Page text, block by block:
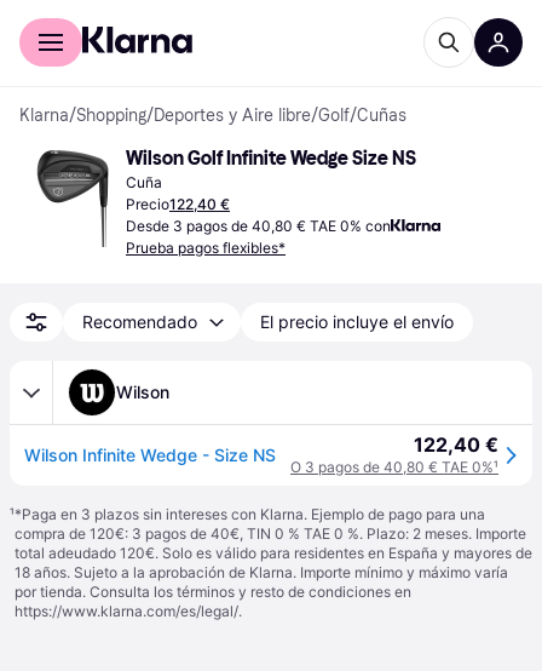
Comprar con Klarna
Klarna/Shopping/Deportes y Aire libre/Golf/Cuñas
Wilson Golf Infinite Wedge Size NS
Cuña
Precio122,40 €
Desde 3 pagos de 40,80 € TAE 0% con
Prueba pagos flexibles*
Recomendado El precio incluye el envío
Wilson
Wilson Infinite Wedge - Size NS 122,40 €
O 3 pagos de 40,80 € TAE 0%¹
¹*Paga en 3 plazos sin intereses con Klarna. Ejemplo de pago para una
compra de 120€: 3 pagos de 40€, TIN 0 % TAE 0 %. Plazo: 2 meses. Importe
total adeudado 120€. Solo es válido para residentes en España y mayores de
18 años. Sujeto a la aprobación de Klarna. Importe mínimo y máximo varía
por tienda. Consulta los términos y resto de condiciones en
https://www.klarna.com/es/legal/.